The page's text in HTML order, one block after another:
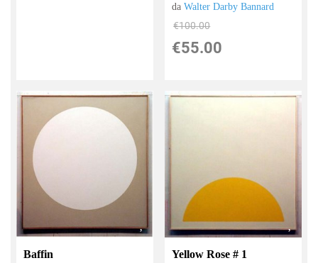
daWalter Darby Bannard
€100.00
€55.00
Baffin Yellow Rose # 1